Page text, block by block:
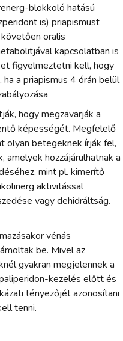
blokkoló hatású
is) priapismust
oralis
kapcsolatban is
figyelmeztetni kell, hogy
a priapismus 4 órán belül
hogy megzavarják a
képességét. Megfelelő
olyan betegeknek írják fel,
amelyek hozzájárulhatnak a
mint pl. kimerítő
aktivitással
vagy dehidráltság.
vénás
be. Mivel az
gyakran megjelennek a
kezelés előtt és
tényezőjét azonosítani
tenni.